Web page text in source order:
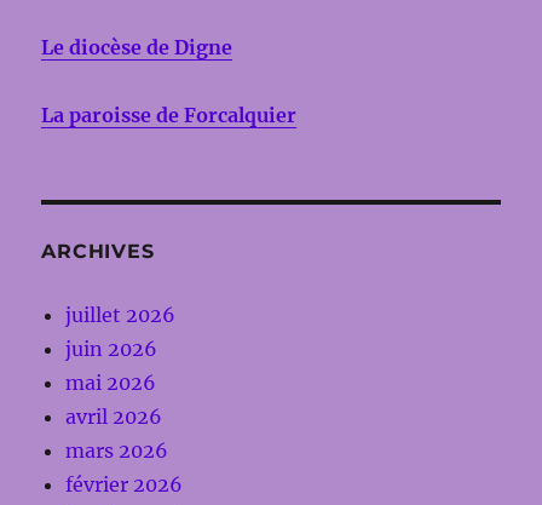
Le diocèse de Digne
La paroisse de Forcalquier
ARCHIVES
juillet 2026
juin 2026
mai 2026
avril 2026
mars 2026
février 2026